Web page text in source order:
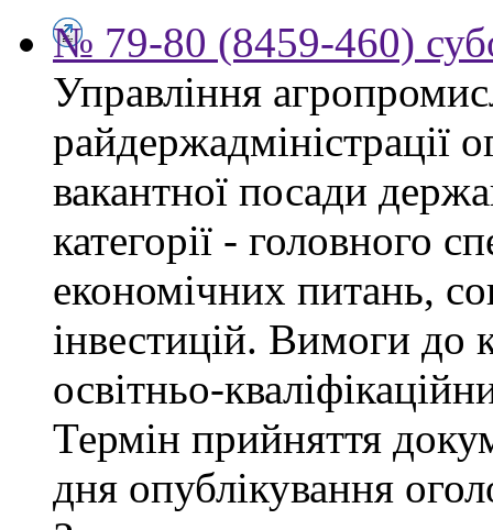
№ 79-80 (8459-460)
Управління
райдержадміністрації
вакантної посади
категорії - головного
економічних питань,
інвестицій. Вимоги до
освітньо-
Термін прийняття
дня опублікування